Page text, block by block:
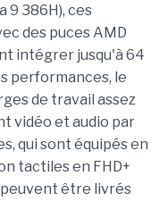
9 386H), ces
des puces AMD
intégrer jusqu'à 64
performances, le
de travail assez
vidéo et audio par
qui sont équipés en
tactiles en FHD+
peuvent être livrés